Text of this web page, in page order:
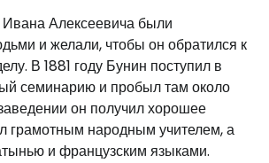
Алексеевича были
и желали, чтобы он обратился к
В 1881 году Бунин поступил в
семинарию и пробыл там около
он получил хорошее
грамотным народным учителем, а
и французским языками.